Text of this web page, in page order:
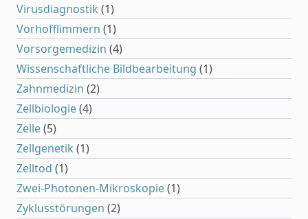
Virusdiagnostik (1)
Vorhofflimmern (1)
Vorsorgemedizin (4)
Wissenschaftliche Bildbearbeitung (1)
Zahnmedizin (2)
Zellbiologie(4)
Zelle(5)
Zellgenetik (1)
Zelltod (1)
Zwei-Photonen-Mikroskopie(1)
Zyklusstörungen (2)